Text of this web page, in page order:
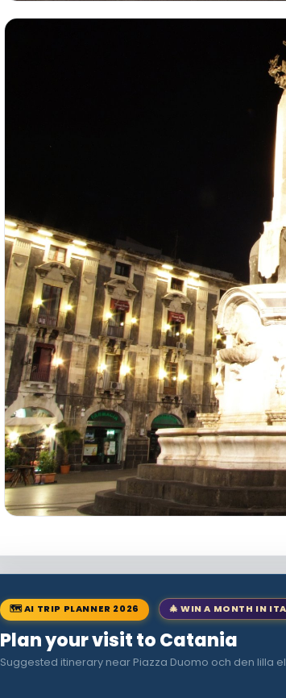
🗺 AI TRIP PLANNER 2026 🎄 WIN A MONTH IN
Plan your visit to Catania
Suggested itinerary near Piazza Duomo och den lilla